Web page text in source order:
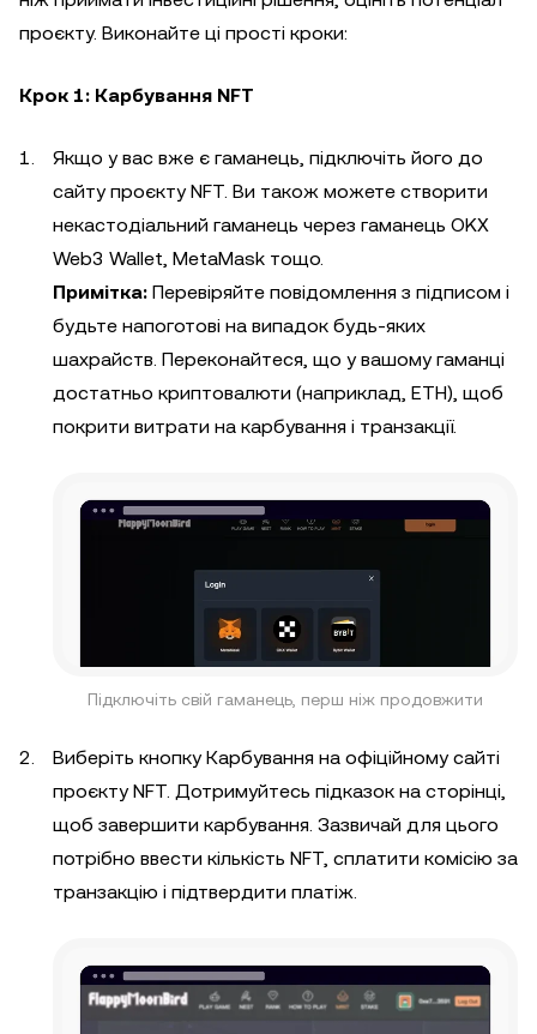
проєкту. Виконайте ці прості кроки:
Крок 1: Карбування NFT
Якщо у вас вже є гаманець, підключіть його до
сайту проєкту NFT. Ви також можете створити
некастодіальний гаманець через гаманець OKX
Web3 Wallet, MetaMask тощо.
Примітка: Перевіряйте повідомлення з підписом і
будьте напоготові на випадок будь-яких
шахрайств. Переконайтеся, що у вашому гаманці
достатньо криптовалюти (наприклад, ETH), щоб
покрити витрати на карбування і транзакції.
Підключіть свій гаманець, перш ніж продовжити
Виберіть кнопку Карбування на офіційному сайті
проєкту NFT. Дотримуйтесь підказок на сторінці,
щоб завершити карбування. Зазвичай для цього
потрібно ввести кількість NFT, сплатити комісію за
транзакцію і підтвердити платіж.